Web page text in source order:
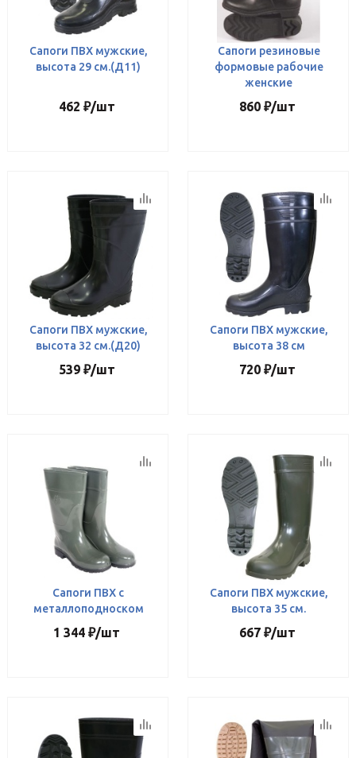
Сапоги ПВХ мужские,
высота 29 см.(Д11)
462 ₽/шт
Сапоги резиновые
формовые рабочие
женские
860₽/шт
Сапоги ПВХ мужские,
высота 32 см.(Д20)
539₽/шт
Сапоги ПВХ мужские,
высота 38 см
720₽/шт
Сапоги ПВХ с
металлоподноском
1 344 ₽/шт
Сапоги ПВХ мужские,
высота 35 см.
667₽/шт